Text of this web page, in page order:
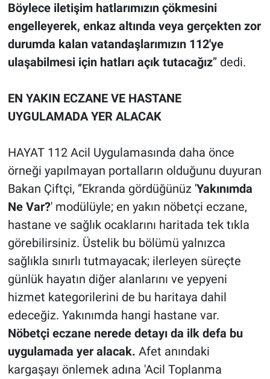
Böylece iletişim hatlarımızın çökmesini
engelleyerek, enkaz altında veya gerçekten zor
durumda kalan vatandaşlarımızın 112'ye
ulaşabilmesi için hatları açık tutacağız’’ dedi.
EN YAKIN ECZANE VE HASTANE
UYGULAMADA YER ALACAK
HAYAT 112 Acil Uygulamasında daha önce
örneği yapılmayan portalların olduğunu duyuran
Bakan Çiftçi, ‘’Ekranda gördüğünüz 'Yakınımda
Ne Var?' modülüyle; en yakın nöbetçi eczane,
hastane ve sağlık ocaklarını haritada tek tıkla
görebilirsiniz. Üstelik bu bölümü yalnızca
sağlıkla sınırlı tutmayacak; ilerleyen süreçte
günlük hayatın diğer alanlarını ve yepyeni
hizmet kategorilerini de bu haritaya dahil
edeceğiz. Yakınımda hangi hastane var.
Nöbetçi eczane nerede detayı da ilk defa bu
uygulamada yer alacak. Afet anındaki
kargaşayı önlemek adına 'Acil Toplanma